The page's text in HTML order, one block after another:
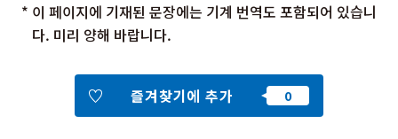
* 이 페이지에 기재된 문장에는 기계 번역도 포함되어 있습니
다. 미리 양해 바랍니다.
즐겨찾기에 추가